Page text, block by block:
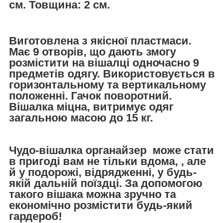
см. Товщина: 2 см.
Виготовлена з якісної пластмаси.
Має 9 отворів, що дають змогу
розмістити на вішалці одночасно 9
предметів одягу. Використовується в
горизонтальному та вертикальному
положенні. Гачок поворотний.
Вішалка міцна, витримує одяг
загальною масою до 15 кг.
Чудо-вішалка органайзер може стати
в пригоді вам не тільки вдома, , але
й у подорожі, відрядженні, у будь-
якій дальній поїздці. За допомогою
такого вішака можна зручно та
економічно розмістити будь-який
гардероб!